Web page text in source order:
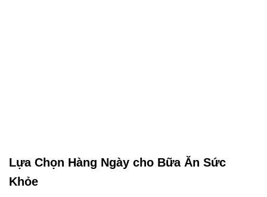
Lựa Chọn Hàng Ngày cho Bữa Ăn Sức
Khỏe